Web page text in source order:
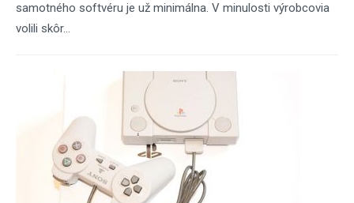
samotného softvéru je už minimálna. V minulosti výrobcovia
volili skôr...